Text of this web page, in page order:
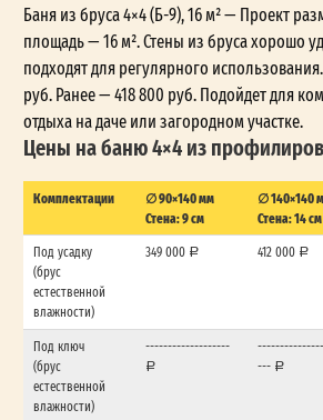
Баня из бруса 4×4 (Б-9), 16 м² — Проект
площадь — 16 м². Стены из бруса хорошо
подходят для регулярного
руб. Ранее — 418 800 руб. Подойдет для
отдыха на даче или загородном участке.
Цены на баню 4×4 из
Комплектации
∅ 90×140 мм
Стена: 9 см
∅ 140×140
Стена: 14 см
Под усадку
(брус
естественной
влажности)
349 000 412 000
Под ключ
(брус
естественной
влажности)
-------------------
---